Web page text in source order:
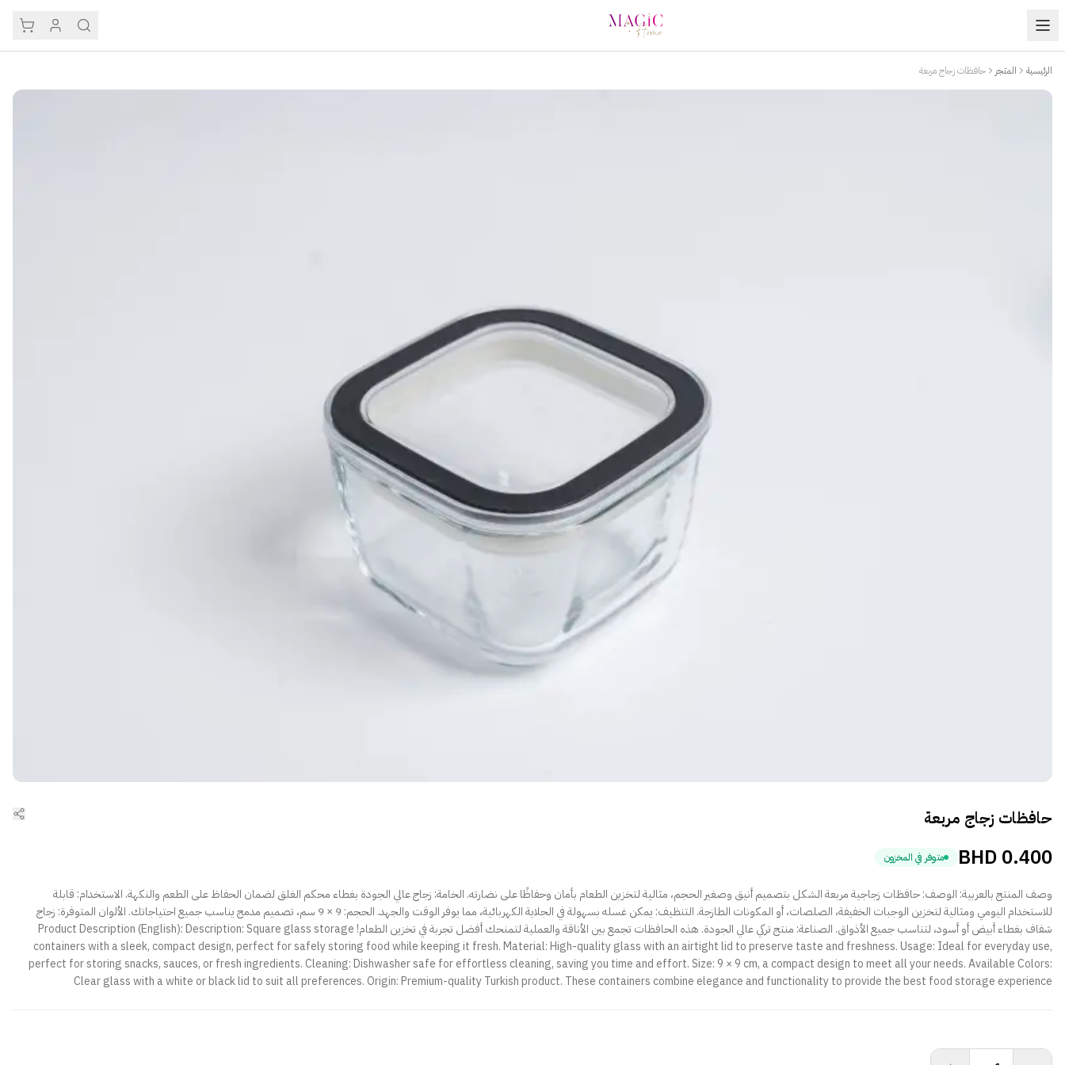
الرئيسية المتجر حافظات زجاج مربعة
حافظات زجاج مربعة
BHD0.400 متوفر في المخزون
وصف المنتج بالعربية: الوصف: حافظات زجاجية مربعة الشكل بتصميم أنيق وصغير الحجم، مثالية لتخزين الطعام بأمان وحفاظًا على نضارته. الخامة: زجاج عالي الجودة بغطاء محكم الغلق لضمان الحفاظ على الطعم والنكهة. الاستخدام: قابلة
للاستخدام اليومي ومثالية لتخزين الوجبات الخفيفة، الصلصات، أو المكونات الطازجة. التنظيف: يمكن غسله بسهولة في الجلاية الكهربائية، مما يوفر الوقت والجهد. الحجم: 9 × 9 سم، تصميم مدمج يناسب جميع احتياجاتك. الألوان المتوفرة: زجاج
شفاف بغطاء أبيض أو أسود، لتناسب جميع الأذواق. الصناعة: منتج تركي عالي الجودة. هذه الحافظات تجمع بين الأناقة والعملية لتمنحك أفضل تجربة في تخزين الطعام! Product Description (English): Description: Square glass storage
containers with a sleek, compact design, perfect for safely storing food while keeping it fresh. Material: High-quality glass with an airtight lid to preserve taste and freshness. Usage: Ideal for everyday use,
perfect for storing snacks, sauces, or fresh ingredients. Cleaning: Dishwasher safe for effortless cleaning, saving you time and effort. Size: 9 × 9 cm, a compact design to meet all your needs. Available Colors:
Clear glass with a white or black lid to suit all preferences. Origin: Premium-quality Turkish product. These containers combine elegance and functionality to provide the best food storage experience